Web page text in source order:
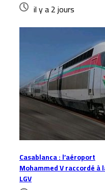
il y a 2 jours
Casablanca : l’aéroport
Mohammed V raccordé à
LGV